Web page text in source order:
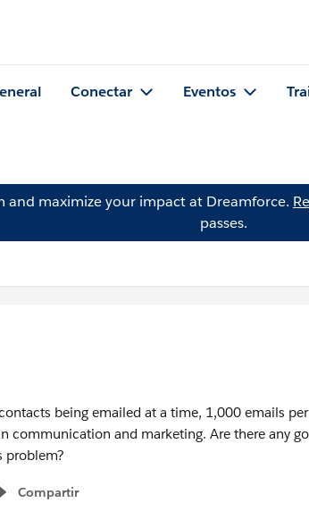
Conectar Eventos
and maximize your impact at Dreamforce.
passes.
being emailed at a time, 1,000 emails per
communication and marketing. Are there any
problem?
Compartir
Show menu